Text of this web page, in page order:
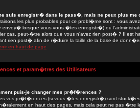
suis enregistr� dans le pass�, mais ne peux plus me
les plus probables pour ce probl�me sont : vous
lorsque vous vous �tes enregistr�) ou
cas, peut-�tre alors que vous n'avez rien post� ? Il est
rien post� afin de r�duire la taille de la base de
en haut de page
et param�tres des Utilisateurs
puis-je changer mes pr�f�rences ?
vos pr�f�rences (si vous �tes enregistr�) sont
en haut des pages, mais cela peut ne pas �tre